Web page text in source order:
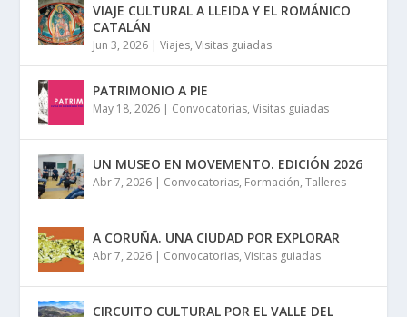
VIAJE CULTURAL A LLEIDA Y EL ROMÁNICO
CATALÁN
Jun 3, 2026 |Viajes,Visitas guiadas
PATRIMONIO A PIE
May 18, 2026 | Convocatorias,Visitas guiadas
UN MUSEO EN MOVEMENTO. EDICIÓN 2026
Abr 7, 2026 | Convocatorias, Formación,Talleres
A CORUÑA. UNA CIUDAD POR EXPLORAR
Abr 7, 2026 | Convocatorias,Visitas guiadas
CIRCUITO CULTURAL POR EL VALLE DEL